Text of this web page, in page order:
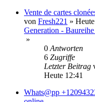
Vente de cartes
von Fresh221 »
Generation -
»
0 Antworten
6 Zugriffe
Letzter Beitrag
Heute 12:41
Whats@pp